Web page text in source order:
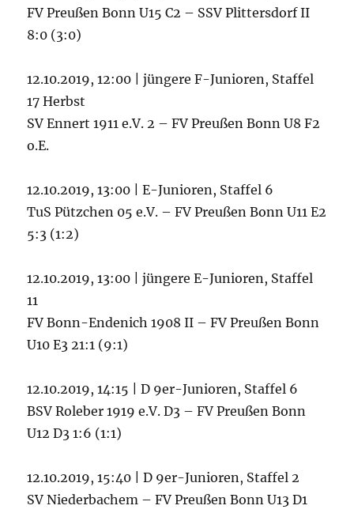
FV Preußen Bonn U15 C2 – SSV Plittersdorf II
8:0 (3:0)
12.10.2019, 12:00 | jüngere F-Junioren, Staffel
17 Herbst
SV Ennert 1911 e.V. 2 – FV Preußen Bonn U8 F2
o.E.
12.10.2019, 13:00 | E-Junioren, Staffel 6
TuS Pützchen 05 e.V. – FV Preußen Bonn U11 E2
5:3 (1:2)
12.10.2019, 13:00 | jüngere E-Junioren, Staffel
11
FV Bonn-Endenich 1908 II – FV Preußen Bonn
U10 E3 21:1 (9:1)
12.10.2019, 14:15 | D 9er-Junioren, Staffel 6
BSV Roleber 1919 e.V. D3 – FV Preußen Bonn
U12 D3 1:6 (1:1)
12.10.2019, 15:40 | D 9er-Junioren, Staffel 2
SV Niederbachem – FV Preußen Bonn U13 D1